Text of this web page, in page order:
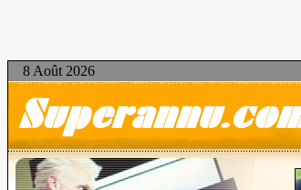
8 Août 2026